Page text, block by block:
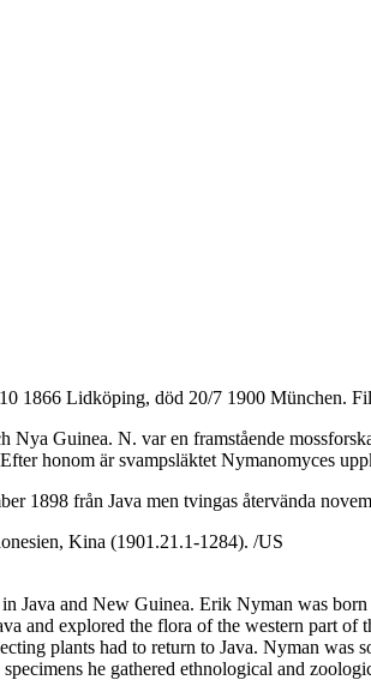
1866 Lidköping, död 20/7 1900 München.
honom är svampsläktet Nymanomyces
1898 från Java men tvingas återvända
Kina (1901.21.1-1284). /US
Java and New Guinea. Erik Nyman was
and explored the flora of the western part
plants had to return to Java. Nyman
he gathered ethnological and